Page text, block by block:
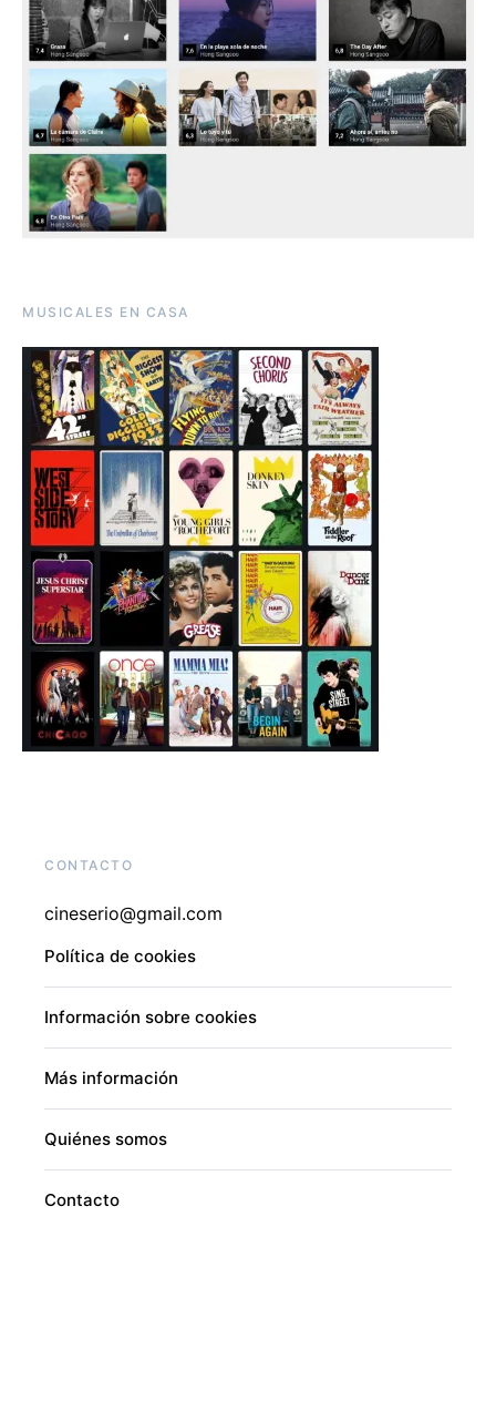
MUSICALES EN CASA
CONTACTO
cineserio@gmail.com
Política de cookies
Información sobre cookies
Más información
Quiénes somos
Contacto